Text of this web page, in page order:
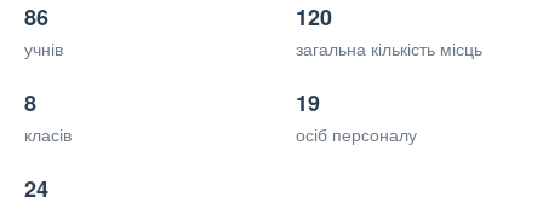
86
учнів
120
загальна кількість місць
8
класів
19
осіб персоналу
24